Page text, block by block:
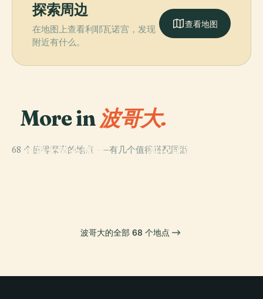
探索周边
在地图上查看利耶瓦诺宫，发现
附近有什么。
查看地图
More in 波哥大.
68 个值得探索的地点——有几个值得搭配同游。
波哥大黄金博物
哥伦比亚国家博
波哥大的全部 68 个地点